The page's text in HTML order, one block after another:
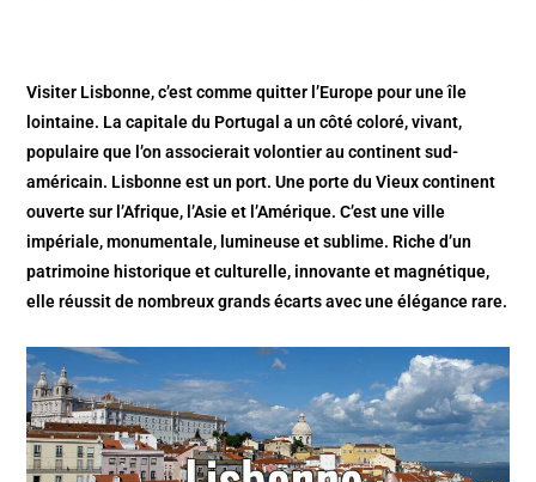
Visiter Lisbonne, c’est comme quitter l’Europe pour une île
lointaine. La capitale du Portugal a un côté coloré, vivant,
populaire que l’on associerait volontier au continent sud-
américain. Lisbonne est un port. Une porte du Vieux continent
ouverte sur l’Afrique, l’Asie et l’Amérique. C’est une ville
impériale, monumentale, lumineuse et sublime. Riche d’un
patrimoine historique et culturelle, innovante et magnétique,
elle réussit de nombreux grands écarts avec une élégance rare.